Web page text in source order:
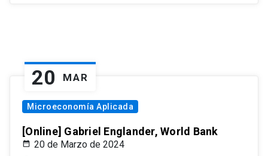
20 MAR
Microeconomía Aplicada
[Online] Gabriel Englander, World Bank
20 de Marzo de 2024